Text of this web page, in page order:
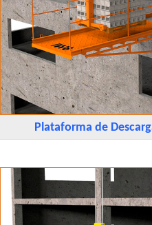
Plataforma de